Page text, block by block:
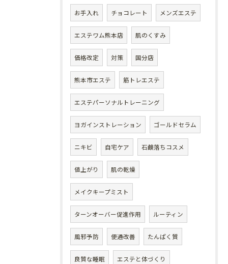
お手入れ チョコレート メンズエステ
エステワム熊本店 肌のくすみ
価格改定 対策 国分店
熊本市エステ 筋トレエステ
エステパーソナルトレーニング
ヨガインストレーション ゴールドセラム
ニキビ 自宅ケア 石鹸落ちコスメ
値上がり 肌の乾燥
メイクキープミスト
ターンオーバー促進作用 ルーティン
風邪予防 便通改善 たんぱく質
良質な睡眠 エステと体づくり